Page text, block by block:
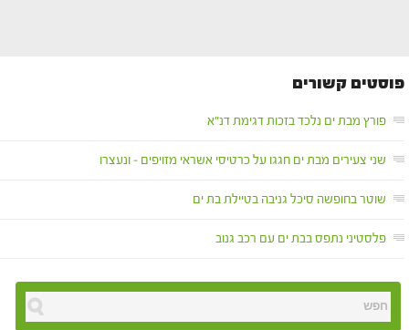
פוסטים קשורים
פורץ מבת ים נלכד בזכות דגימת דנ"א
שני צעירים מבת ים חגגו על כרטיסי אשראי מזויפים – ונעצרו
שוטר בחופשה סיכל גניבה בטיילת בת ים
פלסטיני נתפס בבת ים עם רכב גנוב